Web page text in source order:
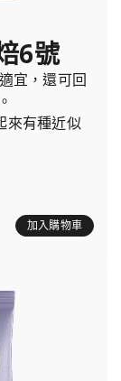
6號
宜，還可回
來有種近似
加入購物車